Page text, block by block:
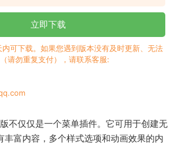
立即下载
可下载。如果您遇到版本没有及时更新、无法
请勿重复支付），请联系客服:
不仅仅是一个菜单插件。它可用于创建无
丰富内容，多个样式选项和动画效果的内